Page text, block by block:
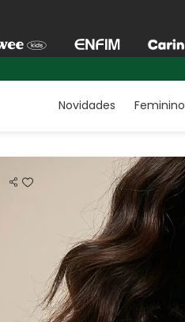
Novidades Feminino